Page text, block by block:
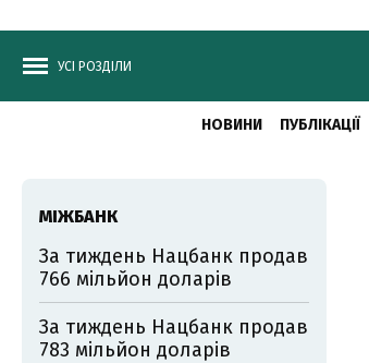
УСІ РОЗДІЛИ
НОВИНИ ПУБЛІКАЦІЇ
МІЖБАНК
За тиждень Нацбанк продав
766 мільйон доларів
За тиждень Нацбанк продав
783 мільйон доларів